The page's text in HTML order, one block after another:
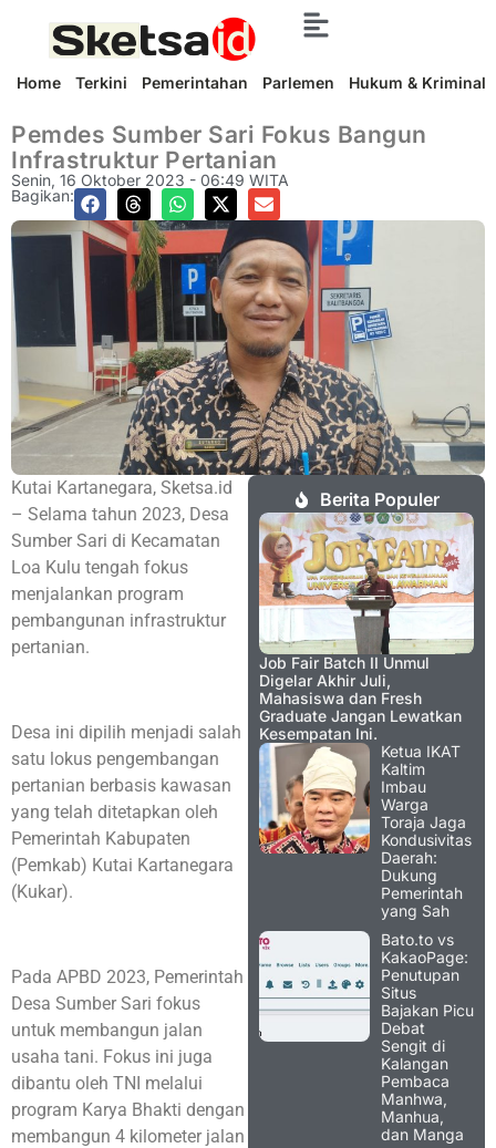
Home Terkini Pemerintahan Parlemen Hukum & Kriminal
Pemdes Sumber Sari Fokus Bangun
Infrastruktur Pertanian
Senin, 16 Oktober 2023 - 06:49 WITA
Bagikan:
Kutai Kartanegara, Sketsa.id
– Selama tahun 2023, Desa
Sumber Sari di Kecamatan
Loa Kulu tengah fokus
menjalankan program
pembangunan infrastruktur
pertanian.
Desa ini dipilih menjadi salah
satu lokus pengembangan
pertanian berbasis kawasan
yang telah ditetapkan oleh
Pemerintah Kabupaten
(Pemkab) Kutai Kartanegara
(Kukar).
Pada APBD 2023, Pemerintah
Desa Sumber Sari fokus
untuk membangun jalan
usaha tani. Fokus ini juga
dibantu oleh TNI melalui
program Karya Bhakti dengan
membangun 4 kilometer jalan
Berita Populer
Job Fair Batch II Unmul
Digelar Akhir Juli,
Mahasiswa dan Fresh
Graduate Jangan Lewatkan
Kesempatan Ini.
Ketua IKAT
Kaltim
Imbau
Warga
Toraja Jaga
Kondusivitas
Daerah:
Dukung
Pemerintah
yang Sah
Bato.to vs
KakaoPage:
Penutupan
Situs
Bajakan Picu
Debat
Sengit di
Kalangan
Pembaca
Manhwa,
Manhua,
dan Manga